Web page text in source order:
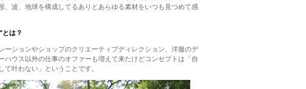
、波、地球を構成してるありとあらゆる素材をいつも見つめて感
は？
ーションやショップのクリエーティブディレクション、洋服のデ
ハウス以外の仕事のオファーも増えて来たけどコンセプトは「自
て叶わない」ということです。